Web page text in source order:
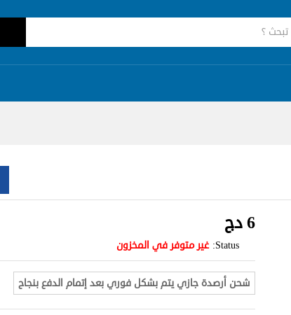
6دج
Status: غير متوفر في المخزون
شحن أرصدة جازي يتم بشكل فوري بعد إتمام الدفع بنجاح